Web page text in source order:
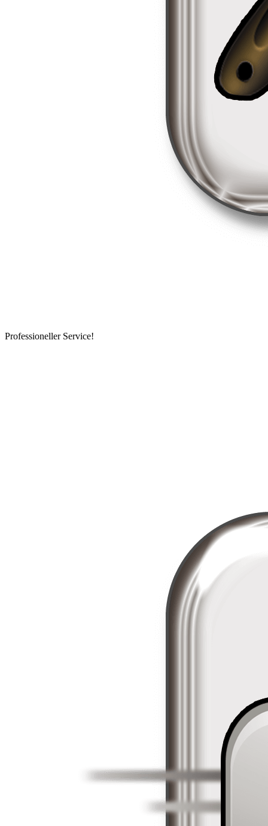
Professioneller Service!